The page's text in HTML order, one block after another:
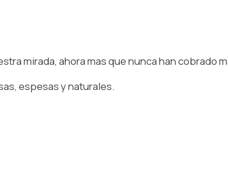
mirada, ahora mas que nunca han cobrado
espesas y naturales.⁠